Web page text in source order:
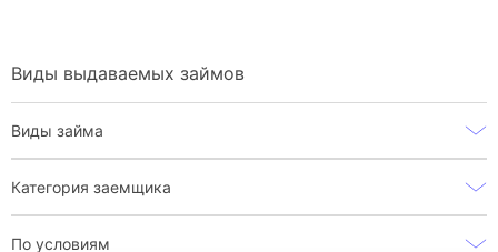
Виды выдаваемых займов
Виды займа
Категория заемщика
По условиям